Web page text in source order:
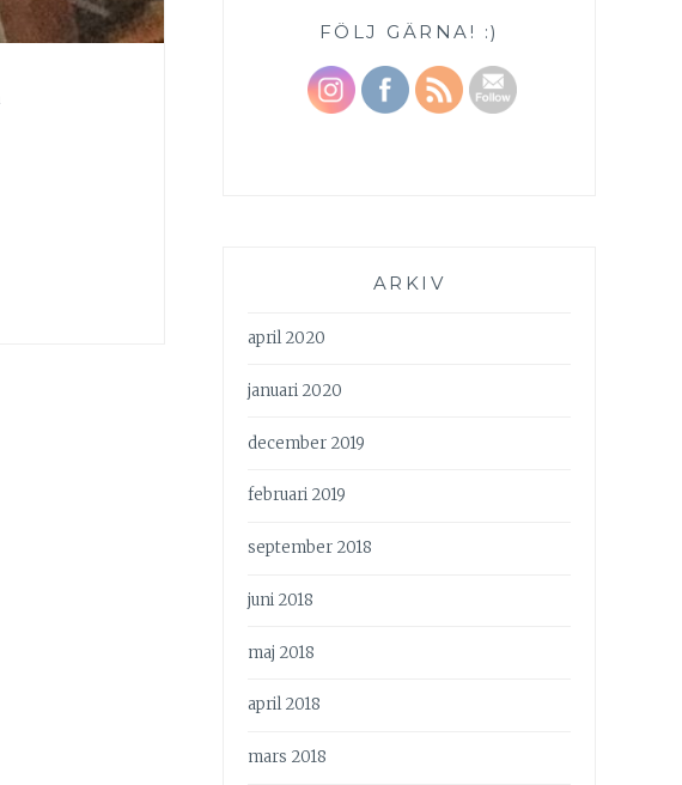
FÖLJ GÄRNA! :)
ARKIV
april 2020
januari 2020
december 2019
februari 2019
september 2018
juni 2018
maj 2018
april 2018
mars 2018